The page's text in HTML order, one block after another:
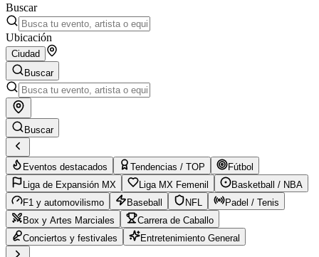
Buscar
Ubicación
Ciudad
Buscar
Buscar
Eventos destacados Tendencias / TOP
Fútbol
Liga de Expansión MX
Liga MX Femenil
Basketball / NBA
F1 y automovilismo
Baseball NFL
Padel / Tenis
Box y Artes Marciales
Carrera de Caballo
Conciertos y festivales
Entretenimiento General